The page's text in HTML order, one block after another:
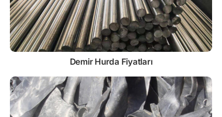
Demir Hurda Fiyatları